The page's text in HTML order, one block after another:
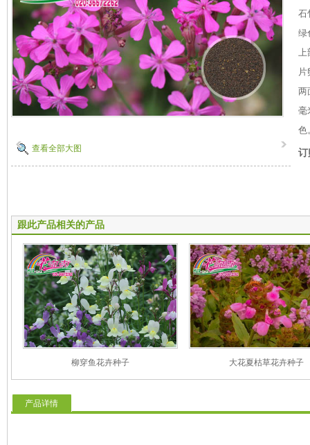
查看全部大图
石
绿
上
两
毫
色
订
跟此产品相关的产品
柳穿鱼花卉种子 大花夏枯草花卉种子
产品详情